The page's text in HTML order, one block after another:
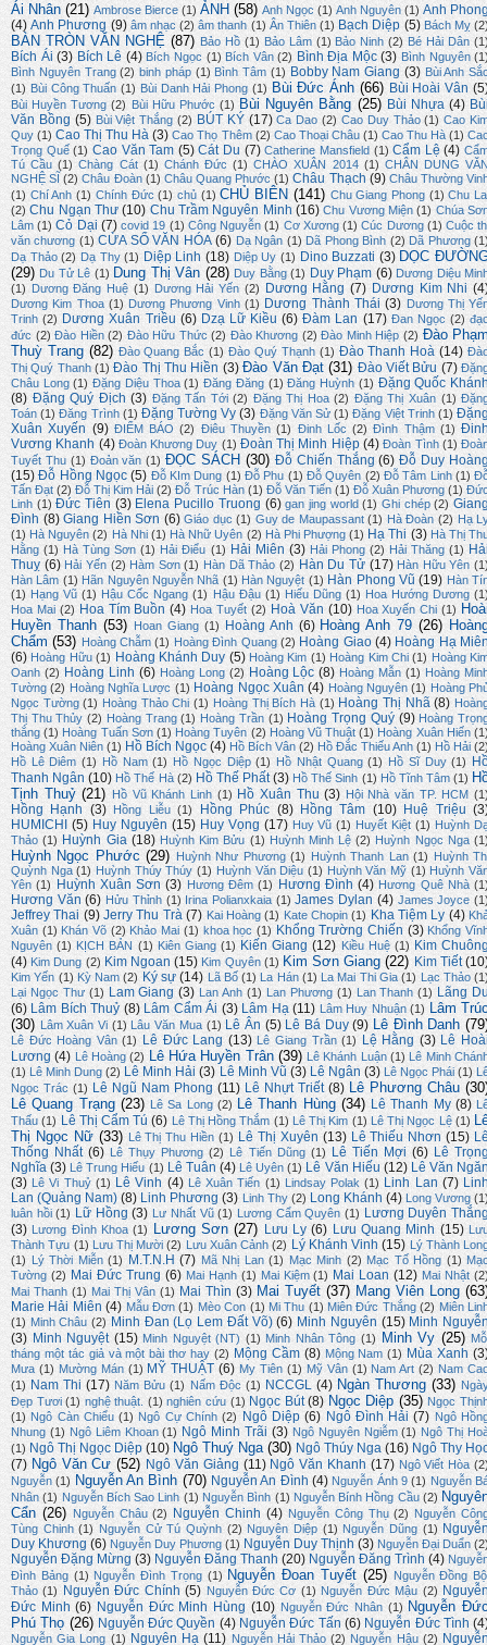
Ái Nhân (21) Ambrose Bierce (1) ẢNH (58) Anh Ngọc (1) Anh Nguyên (1) Anh
(4) Anh Phương (9) âm nhạc (2) âm thanh (1) Ân Thiên (1) Bạch Diệp (5) Bách Mỵ
BÀN TRÒN VĂN NGHỆ (87) Bảo Hồ (1) Bảo Lâm (1) Bảo Ninh (2) Bé Hải Dân
Bích Ái (3) Bích Lê (4) Bích Ngọc (1) Bích Vân (2) Bình Địa Mộc (3) Bình Nguyên
Bình Nguyên Trang (2) binh pháp (1) Bình Tâm (1) Bobby Nam Giang (3) Bùi Anh
(1) Bùi Công Thuấn (1) Bùi Danh Hải Phong (1) Bùi Đức Ánh (66) Bùi Hoài Vân
Bùi Huyền Tương (2) Bùi Hữu Phước (1) Bùi Nguyên Bằng (25) Bùi Nhựa (4)
Văn Bồng (5) Bùi Việt Thắng (2) BÚT KÝ (17) Ca Dao (2) Cao Duy Thảo (1) Cao
Quy (1) Cao Thị Thu Hà (3) Cao Thọ Thêm (2) Cao Thoại Châu (1) Cao Thu Hà (1)
Trọng Quế (1) Cao Văn Tam (5) Cát Du (7) Catherine Mansfield (1) Cẩm Lệ (4)
Tú Cầu (1) Chàng Cát (1) Chánh Đức (1) CHÀO XUÂN 2014 (1) CHÂN DUNG
NGHỆ SĨ (2) Châu Đoàn (1) Châu Quang Phước (1) Châu Thạch (9) Châu Thường
(1) Chí Anh (1) Chính Đức (1) chủ (1) CHỦ BIÊN (141) Chu Giang Phong (1) Chu
(2) Chu Ngạn Thư (10) Chu Trầm Nguyên Minh (16) Chu Vương Miện (1) Chúa
Lâm (1) Cỏ Dại (7) covid 19 (1) Công Nguyễn (1) Cơ Xương (1) Cúc Dương (1) Cuộc
văn chương (1) CỬA SỔ VĂN HÓA (6) Dạ Ngân (1) Dã Phong Bình (2) Dã Phương
Dạ Thảo (2) Dạ Thy (1) Diệp Linh (18) Diệp Uy (1) Dino Buzzati (3) DỌC
(29) Du Tử Lê (1) Dung Thị Vân (28) Duy Bằng (1) Duy Phạm (6) Dương Diệu
(1)
Dương Đăng Huệ (1) Dương Hải Yến (2) Dương Hằng (7) Dương Kim Nhi
Dương Kim Thoa (1) Dương Phương Vinh (1) Dương Thành Thái (3) Dương Thị
Trinh (2) Dương Xuân Triều (6) Dzạ Lữ Kiều (6) Đàm Lan (17) Đan Ngọc (2)
đức (2) Đào Hiền (2) Đào Hữu Thức (2) Đào Khương (2) Đào Minh Hiệp (2) Đào
Thuỳ Trang (82) Đào Quang Bắc (1) Đào Quý Thạnh (1) Đào Thanh Hoà (14)
Thị Quý Thanh (1) Đào Thị Thu Hiền (3) Đào Văn Đạt (31) Đào Viết Bửu (7)
Châu Long (1) Đặng Diệu Thoa (1) Đăng Đăng (1) Đăng Huỳnh (1) Đặng Quốc
(8) Đặng Quý Địch (3) Đặng Tấn Tới (2) Đặng Thị Hoa (2) Đặng Thị Xuân (1)
Toán (1) Đăng Trình (1) Đặng Tường Vy (3) Đặng Văn Sử (1) Đặng Việt Trinh (1)
Xuân Xuyến (9) ĐIỂM BÁO (2) Điêu Thuyền (1) Đinh Lốc (2) Đình Thậm (1)
Vương Khanh (4) Đoàn Khương Duy (1) Đoàn Thị Minh Hiệp (4) Đoàn Tình (1)
Tuyết Thu (1) Đoản văn (1) ĐỌC SÁCH (30) Đỗ Chiến Thắng (6) Đỗ Duy
(15) Đỗ Hồng Ngọc (5) Đỗ KIm Dung (1) Đỗ Phu (1) Đỗ Quyên (2) Đỗ Tâm Linh (1)
Tấn Đạt (2) Đỗ Thị Kim Hải (2) Đỗ Trúc Hàn (1) Đỗ Văn Tiến (1) Đỗ Xuân Phương (1)
Linh (1) Đức Tiên (3) Elena Pucillo Truong (6) gan jing world (1) Ghi chép (2)
Đình (8) Giang Hiền Sơn (6) Giáo dục (1) Guy de Maupassant (1) Hà Đoàn (2) Hạ
(1) Hà Nguyên (2) Hà Nhi (1) Hà Nhữ Uyên (2) Hà Phi Phượng (1) Hạ Thi (3) Hà Thị
Hằng (1) Hà Tùng Sơn (1) Hải Điểu (1) Hải Miên (3) Hải Phong (2) Hải Thăng (1)
Thuỵ (6) Hải Yến (2) Hàm Sơn (1) Hàn Dã Thảo (2) Hàn Du Tử (17) Hàn Hữu Yên
Hàn Lâm (1) Hãn Nguyên Nguyễn Nhã (1) Hàn Nguyệt (1) Hàn Phong Vũ (19) Hàn
(1) Hạng Vũ (1) Hậu Cốc Ngang (1) Hậu Đậu (1) Hiếu Dũng (1) Hoa Hướng Dương
Hoa Mai (2) Hoa Tím Buồn (4) Hoa Tuyết (2) Hoà Văn (10) Hoa Xuyến Chi (1)
Huyền Thanh (53) Hoan Giang (1) Hoàng Anh (6) Hoàng Anh 79 (26)
Chẩm (53) Hoàng Chẫm (1) Hoàng Đình Quang (2) Hoàng Giao (4) Hoàng Hạ
(6) Hoàng Hữu (1) Hoàng Khánh Duy (5) Hoàng Kim (1) Hoàng Kim Chi (1) Hoàng
Oanh (2) Hoàng Linh (6) Hoàng Long (2) Hoàng Lộc (8) Hoàng Mẫn (1) Hoàng
Tường (2) Hoàng Nghĩa Lược (1) Hoàng Ngọc Xuân (4) Hoàng Nguyên (1) Hoàng
Ngọc Tường (1) Hoàng Thảo Chi (1) Hoàng Thị Bích Hà (1) Hoàng Thị Nhã (8)
Thị Thu Thủy (2) Hoàng Trang (1) Hoàng Trần (1) Hoàng Trọng Quý (9) Hoàng
thắng (1) Hoàng Tuấn Sơn (1) Hoàng Tuyên (2) Hoàng Vũ Thuật (1) Hoàng Xuân Hiến
Hoàng Xuân Niên (1) Hồ Bích Ngọc (4) Hồ Bích Vân (2) Hồ Đắc Thiếu Anh (1) Hồ Hải
Hồ Lê Diêm (1) Hồ Nam (1) Hồ Ngọc Diệp (1) Hồ Nhật Quang (1) Hồ Sĩ Duy (1)
Thanh Ngân (10) Hồ Thế Hà (2) Hồ Thế Phất (3) Hồ Thế Sinh (1) Hồ Tĩnh Tâm (1)
Tịnh Thuỷ (21) Hồ Vũ Khánh Linh (1) Hồ Xuân Thu (3) Hội Nhà văn TP. HCM
Hồng Hạnh (3) Hồng Liễu (1) Hồng Phúc (8) Hồng Tâm (10) Huệ Triệu
HUMICHI
(5) Huy Nguyên (15) Huy Vọng (17) Huy Vũ (1) Huyết Kiệt (1) Huỳnh
Thảo (1) Huỳnh Gia (18) Huỳnh Kim Bửu (1) Huỳnh Minh Lệ (2) Huỳnh Ngọc Nga
Huỳnh Ngọc Phước (29) Huỳnh Như Phương (1) Huỳnh Thanh Lan (1)
Huỳnh
Quỳnh Nga (1) Huỳnh Thúy Thúy (1) Huỳnh Văn Diệu (1) Huỳnh Văn Mỹ (1) Huỳnh
Yên (1) Huỳnh Xuân Sơn (3) Hương Đêm (1) Hương Đình (4) Hương Quê Nhà
Hương Văn (6) Hửu Thỉnh (1) Irina Polianxkaia (1) James Dylan (4) James Joyce
Jeffrey Thai (9) Jerry Thu Trà (7) Kai Hoàng (1) Kate Chopin (1) Kha Tiệm Ly (4)
Xuân (1) Khán Võ (2) Khảo Mai (1) khoa học (1) Khổng Trường Chiến (3) Khổng
Nguyên (1) KỊCH BẢN (1) Kiên Giang (1) Kiến Giang (12) Kiều Huệ (1) Kim
(4) Kim Dung (2) Kim Ngoan (15) Kim Quyên (1) Kim Sơn Giang (22) Kim Tiết
Kim Yến (1) Kỳ Nam (2) Ký sự (14) Lã Bố (1) La Hán (1) La Mai Thi Gia (1) Lạc Thảo
Lại Ngọc Thư (1) Lam Giang (3) Lan Anh (1) Lan Phương (1) Lan Thanh (1) Lãng
(6) Lâm Bích Thuỷ (8) Lâm Cẩm Ái (3) Lâm Hạ (11) Lâm Huy Nhuận (1) Lâm
(30) Lâm Xuân Vi (1) Lâu Văn Mua (1) Lê Ân (5) Lê Bá Duy (9) Lê Đình Danh
Lê Đức Hoàng Vân (1) Lê Đức Lang (13) Lê Giang Trần (1) Lệ Hằng (3) Lê
Lương (4) Lê Hoàng (2) Lê Hứa Huyền Trân (39) Lê Khánh Luận (1) Lê Minh
(1) Lê Minh Dung (2) Lê Minh Hải (3) Lê Minh Vũ (3) Lê Ngân (3) Lê Ngọc Phái (1)
Ngọc Trác (1) Lê Ngũ Nam Phong (11) Lê Nhựt Triết (8) Lê Phương Châu
Lê Quang Trạng (23) Lê Sa Long (2) Lê Thanh Hùng (34) Lê Thanh My (8)
Thấu (1) Lê Thị Cẩm Tú (6) Lê Thị Hồng Thắm (1) Lê Thị Kim (1) Lê Thị Ngọc Lệ (1)
Thị Ngọc Nữ (33) Lê Thị Thu Hiền (1) Lê Thị Xuyên (13) Lê Thiếu Nhơn (15)
Thống Nhất (6) Lê Thụy Phương (2) Lê Tiến Dũng (1) Lê Tiến Mợi (6) Lê
Nghĩa (3) Lê Trung Hiếu (1) Lê Tuân (4) Lê Uyên (1) Lê Văn Hiếu (12) Lê Văn
(3) Lê Vi Thuỷ (1) Lê Vinh (4) Lê Xuân Tiến (1) Lindsay Polak (1) Linh Lan (7)
Lan (Quảng Nam) (8) Linh Phương (3) Linh Thy (2) Long Khánh (4) Long Vương
luân hồi (1) Lữ Hồng (3) Lư Nhất Vũ (1) Lương Cẩm Quyên (1) Lương Duyên
(3) Lương Đình Khoa (1) Lương Sơn (27) Lưu Ly (6) Lưu Quang Minh (15)
Thành Tựu (1) Lưu Thị Mười (2) Lưu Xuân Cảnh (2) Lý Khánh Vinh (15) Lý Thành
(1)
Lý Thời Miễn (1) M.T.N.H (7) Mã Nhị Lan (1) Mạc Minh (2) Mạc Tố Hồng (1)
Tường (2) Mai Đức Trung (6) Mai Hạnh (1) Mai Kiệm (1) Mai Loan (12) Mai Nhật
Mai Thanh (1) Mai Thị Vân (1) Mai Thìn (3) Mai Tuyết (37) Mang Viên Long
Marie Hải Miên (4) Mẫu Đơn (1) Mèo Con (1) Mi Thu (1) Miên Đức Thắng (2) Miên
(1) Minh Châu (2) Minh Đan (Lọ Lem Đất Võ) (6) Minh Nguyên (15) Minh
(3) Minh Nguyệt (15) Minh Nguyệt (NT) (1) Minh Nhân Tông (1) Minh Vy (25)
tháng một tác giả và một bài thơ hay (2) Mộng Cầm (8) Mộng Nam (1) Mùa Xanh
Mưa (1) Mường Mán (1) MỸ THUẬT (6) My Tiên (1) Mỹ Vân (1) Nam Art (2) Nam
(1) Nam Thi (17) Năm Bửu (1) Nấm Độc (1) NCCGL (4) Ngàn Thương (33)
Đẹp Tươi (1) nghệ thuật. (1) nghiên cứu (1) Ngọc Bút (8) Ngọc Diệp (35) Ngọc
(1) Ngô Càn Chiểu (1) Ngô Cự Chính (2) Ngô Diệp (6) Ngô Đình Hải (7) Ngô
Nhung (1) Ngô Liêm Khoan (1) Ngô Minh Trãi (3) Ngô Nguyên Ngiễm (1) Ngô Thị
(1) Ngô Thị Ngọc Diệp (10) Ngô Thuý Nga (30) Ngô Thúy Nga (16) Ngô Thy
(7) Ngô Văn Cư (52) Ngô Văn Giảng (11) Ngô Văn Khanh (17) Ngô Viết Hòa
Nguyễn (1) Nguyễn An Bình (70) Nguyễn An Đình (4) Nguyễn Ánh 9 (1) Nguyễn
Nhân (1) Nguyễn Bích Sao Linh (1) Nguyễn Bình (1) Nguyễn Bính Hồng Cầu (2)
Cẩn (26) Nguyễn Châu (2) Nguyễn Chinh (4) Nguyễn Công Thụ (2) Nguyễn
Tùng Chinh (1) Nguyễn Cử Tú Quỳnh (2) Nguyên Diệp (1) Nguyễn Dũng (1)
Duy Khương (6) Nguyễn Duy Phương (1) Nguyễn Duy Thịnh (3) Nguyễn Đại Duẩn
Nguyễn Đặng Mừng (3) Nguyễn Đăng Thanh (20) Nguyễn Đăng Trình (4)
Đình Bảng (1) Nguyễn Đình Trọng (1) Nguyễn Đoan Tuyết (25)
Nguyễn Đồng
Thảo (1) Nguyễn Đức Chính (5) Nguyễn Đức Cơ (1) Nguyễn Đức Mậu (2)
Đức Minh (6) Nguyễn Đức Minh Hùng (10) Nguyễn Đức Nhân (1) Nguyễn
Phú Thọ (26) Nguyễn Đức Quyền (4) Nguyễn Đức Tấn (6) Nguyễn Đức Tình
Nguyễn Gia Long (1) Nguyên Hạ (11) Nguyễn Hải Thảo (2) Nguyễn Hậu (2)